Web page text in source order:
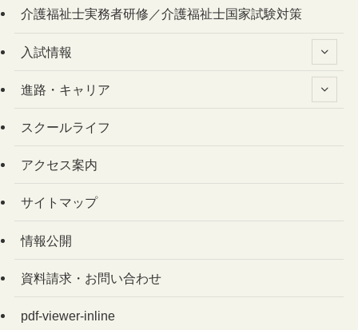
介護福祉士実務者研修／介護福祉士国家試験対策
入試情報
進路・キャリア
スクールライフ
アクセス案内
サイトマップ
情報公開
資料請求・お問い合わせ
pdf-viewer-inline